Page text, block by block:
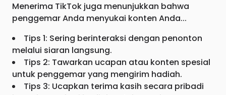
Menerima TikTok juga menunjukkan bahwa
penggemar Anda menyukai konten Anda...
Tips 1: Sering berinteraksi dengan penonton
melalui siaran langsung.
Tips 2: Tawarkan ucapan atau konten spesial
untuk penggemar yang mengirim hadiah.
Tips 3: Ucapkan terima kasih secara pribadi